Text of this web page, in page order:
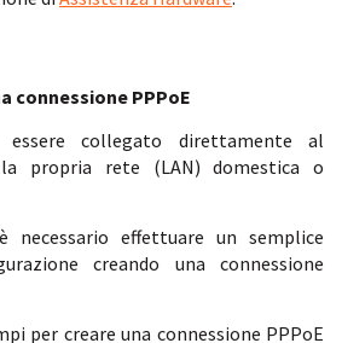
connessione PPPoE
collegato direttamente al
propria rete (LAN) domestica o
effettuare un semplice
creando una connessione
per creare una connessione PPPoE